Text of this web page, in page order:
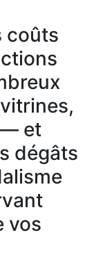
coûts
— et
dégâts
vos